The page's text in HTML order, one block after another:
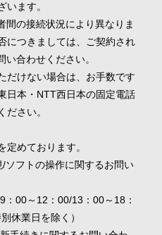
います。
間の接続状況により異なりま
につきましては、ご契約され
合わせください。
だけない場合は、お手数です
日本・NTT西日本の固定電話
ださい。
定めております。
ソフトの操作に関するお問い
：00～12：00/13：00～18：
休業日を除く）